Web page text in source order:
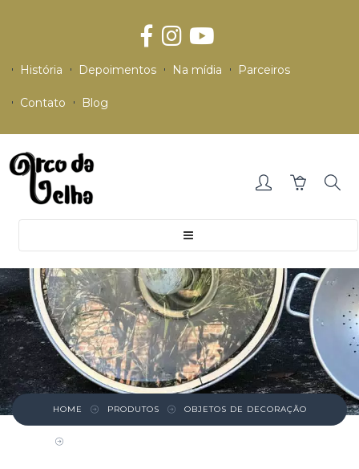
História Depoimentos Na mídia Parceiros
Contato Blog
HOME PRODUTOS OBJETOS DE DECORAÇÃO